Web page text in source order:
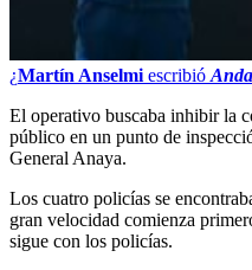
¿Martín Anselmi escribió
El operativo buscaba inhibir la
público en un punto de
General Anaya.
Los cuatro policías se
gran velocidad comienza
sigue con los policías.